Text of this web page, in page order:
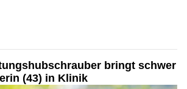
bringt schwer
(43) in Klinik